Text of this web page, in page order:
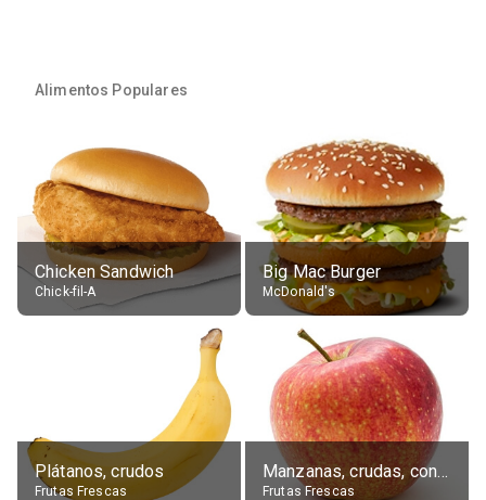
Alimentos Populares
Chicken Sandwich
Chick-fil-A
Big Mac Burger
McDonald's
Plátanos, crudos
Frutas Frescas
Manzanas, crudas, con piel
Frutas Frescas